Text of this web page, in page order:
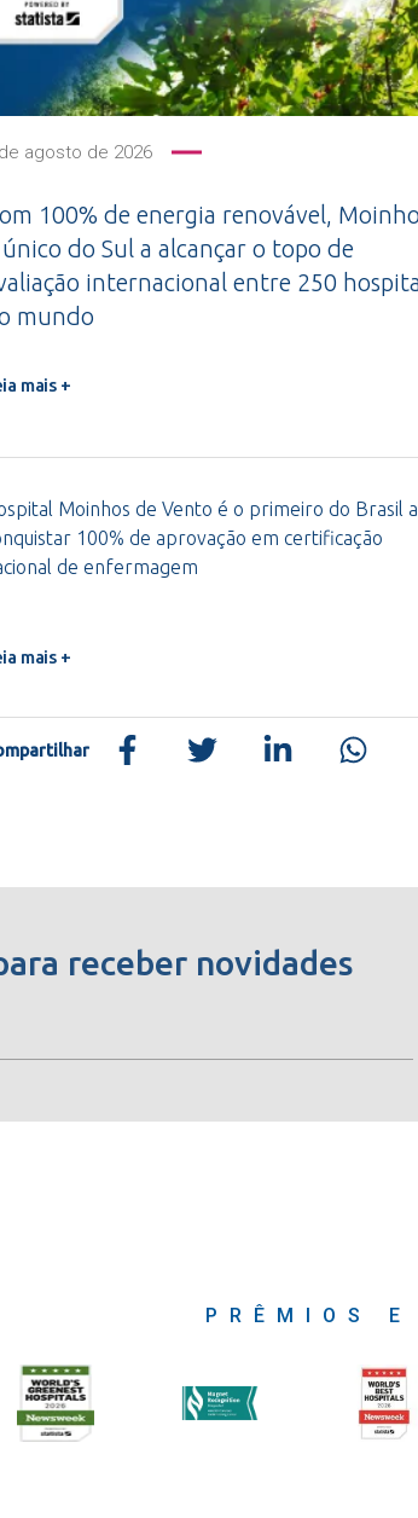
agosto de 2026
100% de energia renovável,
do Sul a alcançar o topo de
internacional entre 250
mundo
mais +
Moinhos de Vento é o primeiro do Brasil a
100% de aprovação em certificação
de enfermagem
mais +
receber novidades
PRÊMIOS